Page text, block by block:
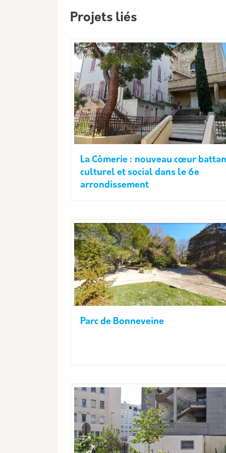
Projets liés
La Cômerie : nouveau cœur
culturel et social dans le 6e
arrondissement
Parc de Bonneveine